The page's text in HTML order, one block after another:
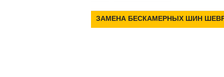
ЗАМЕНА БЕСКАМЕРНЫХ ШИН